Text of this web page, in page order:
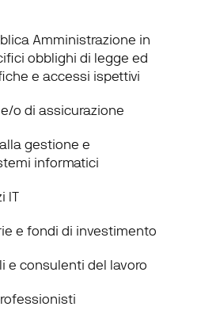
Amministrazione in
obblighi di legge ed
e accessi ispettivi
e/o di assicurazione
alla gestione e
informatici
IT
e fondi di investimento
e consulenti del lavoro